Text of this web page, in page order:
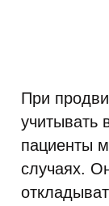
При
учитывать
пациенты
случаях.